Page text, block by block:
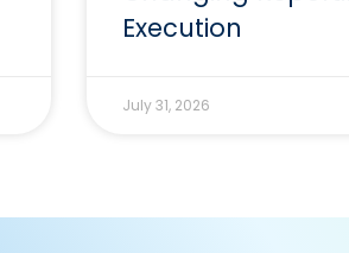
Execution
July 31, 2026